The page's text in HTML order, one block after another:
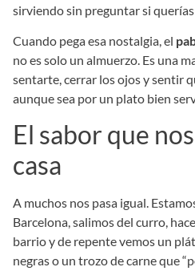
sirviendo sin preguntar si
Cuando pega esa nostalgia, el
no es solo un almuerzo. Es una
sentarte, cerrar los ojos y sentir
aunque sea por un plato bien
El sabor que
casa
A muchos nos pasa igual.
Barcelona, salimos del curro,
barrio y de repente vemos un
negras o un trozo de carne que